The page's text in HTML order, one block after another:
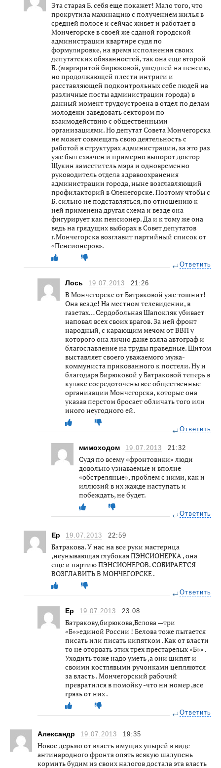
Эта старая Б. себя еще покажет! Мало того, что
прокрутила махинацию с получением жилья в
средней полосе и сейчас живет и работает в
Мончегорске в своей же сданой городской
администрации квартире судя по
формулировке, на время исполнения своих
депутатских обязанностей, так она еще второй
Б. (маргаритой бирюковой, ушедшей на пенсию,
но продолжающей плести интриги и
расставляющей подконтрольных себе людей на
различные посты администрации города) в
данный момент трудоустроена в отдел по делам
молодежи заведовать сектором по
взаимодействию с общественными
организациями. Но депутат Совета Мончегорска
не может совмещать свою деятельность с
работой в структурах администрации, за это раз
уже был схвачен и примерно выпорот доктор
Щукин заместитель мэра и одновременно
руководитель отдела здравоохранения
администрации города, ныне возглавляющий
профилакторий в Оленегорске. Поэтому чтобы с
Б. сильно не подставляться, по отношению к
ней применена другая схема и везде она
фигурирует как пенсионер. Да и к тому же она
ведь на грядущих выборах в Совет депутатов
г.Мончегорска возглавит партийный список от
«Пенсионеров».
Ответить
Лось 19.07.2013 21:26
В Мончегорске от Батраковой уже тошнит!
Она везде! На местном телевидении, в
газетах… Сердобольная Шапокляк убивает
наповал всех своих врагов. За ней фронт
народный, с карающим мечом от ВВП у
которого она лично даже взяла автограф и
благославление на труды праведные. Щитом
выставляет своего уважаемого мужа-
коммуниста прикованного к постели. Ну и
благодаря Бирюковой у Батраковой теперь в
кулаке сосредоточены все общественные
организации Мончегорска, которые она
указав перстом бросает обличать того или
иного неугодного ей.
Ответить
мимоходом 19.07.2013 21:32
Судя по всему «фронтовики» люди
довольно узнаваемые и вполне
«обстреляные», проблем с ними, как и
иллюзий в их жажде наступать и
побеждать, не будет.
Ответить
Ер 19.07.2013 22:59
Батракова. У нас на все руки мастерица
,неунывающая глубокая ПЭНСИОНЕРКА , она
еще и партию ПЭНСИОНЕРОВ. СОБИРАЕТСЯ
ВОЗГЛАВИТЬ В МОНЧЕГОРСКЕ .
Ответить
Ер 19.07.2013 23:08
Батракову,бирюкова,Белова —три
«Б»»единой России ! Белова тоже пытается
писать или писать кипятком . Как от власти
то не оторвать этих трех престарелых «Б»» .
Уходить тоже надо уметь ,а они шипят и
своими костлявыми ручонками цепляются
за власть . Мончегорский рабочий
превратился в помойку -что ни номер ,все
грязь от них .
Ответить
Александр 19.07.2013 19:35
Новое дерьмо от власть имущих упырей в виде
антинародного фронта опять всякую шалупень
кормить будим из своих налогов достала эта власть